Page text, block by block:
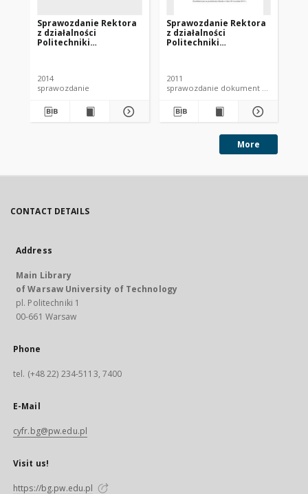
Sprawozdanie Rektora
z działalności
Politechniki
przedstawione na
posiedzeniu Senatu w
2014
sprawozdanie
Sprawozdanie Rektora
z działalności
Politechniki
2011
sprawozdanie dokument
More
CONTACT DETAILS
Address
Main Library
of Warsaw University of Technology
pl. Politechniki 1
00-661 Warsaw
Phone
tel. (+48 22) 234-5113, 7400
E-Mail
cyfr.bg@pw.edu.pl
Visit us!
https://bg.pw.edu.pl